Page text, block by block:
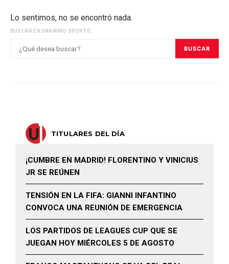
Lo sentimos, no se encontró nada.
BUSCAR EN UNANIMO SPORTS:
BUSCAR
TITULARES DEL DÍA
¡CUMBRE EN MADRID! FLORENTINO Y VINICIUS
JR SE REÚNEN
TENSIÓN EN LA FIFA: GIANNI INFANTINO
CONVOCA UNA REUNIÓN DE EMERGENCIA
LOS PARTIDOS DE LEAGUES CUP QUE SE
JUEGAN HOY MIÉRCOLES 5 DE AGOSTO